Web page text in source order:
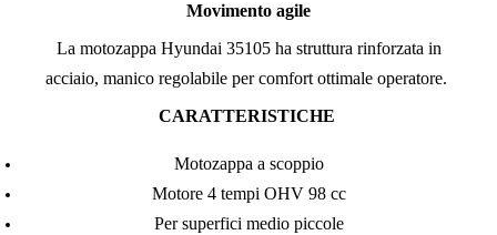
Movimento agile
La motozappa Hyundai 35105 ha struttura rinforzata in
acciaio, manico regolabile per comfort ottimale operatore.
CARATTERISTICHE
Motozappa a scoppio
Motore 4 tempi OHV 98 cc
Per superfici medio piccole